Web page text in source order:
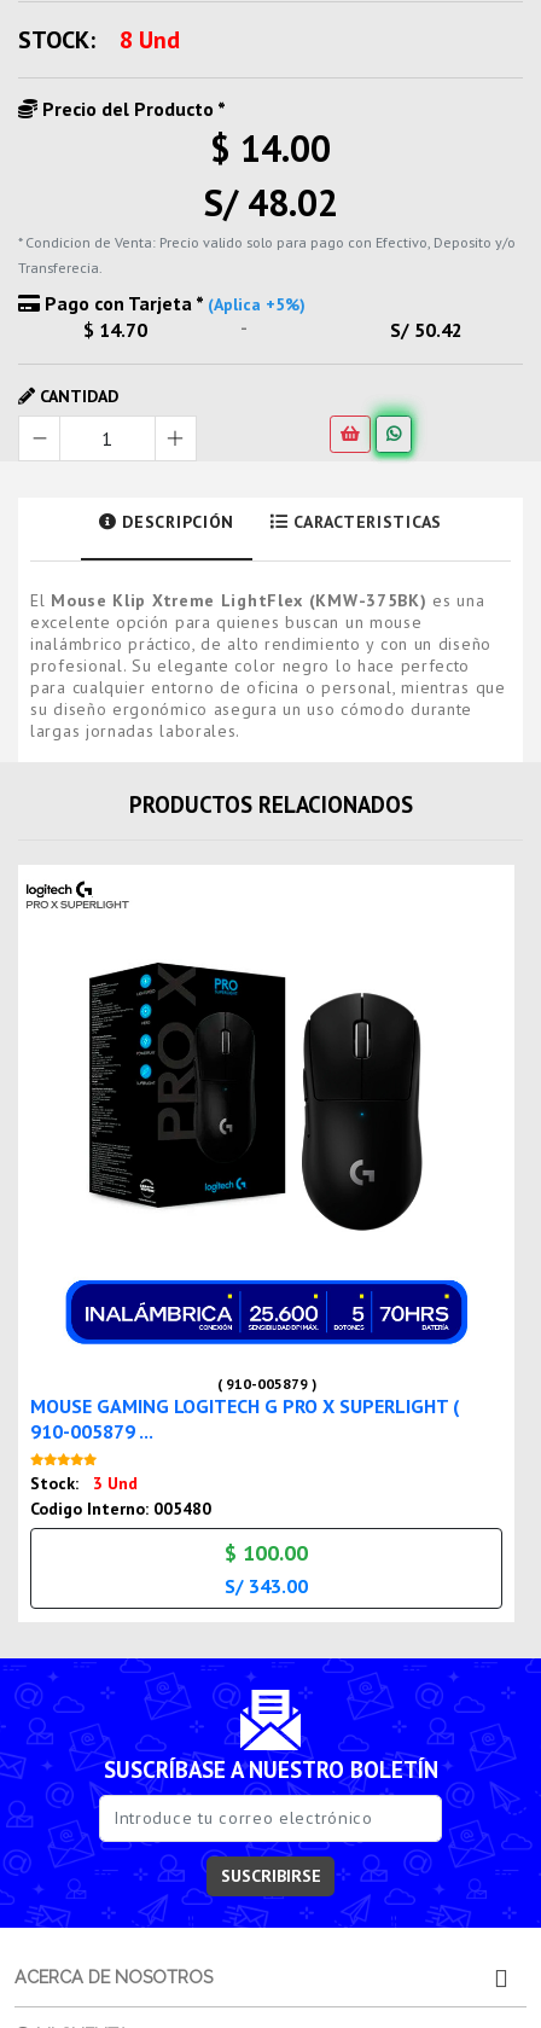
STOCK: 8 Und
Precio del Producto *
$ 14.00
S/ 48.02
* Condicion de Venta: Precio valido solo para pago con Efectivo, Deposito y/o
Transferecia.
Pago con Tarjeta * (Aplica +5%)
$ 14.70 - S/ 50.42
CANTIDAD
DESCRIPCIÓN CARACTERISTICAS
El Mouse Klip Xtreme LightFlex (KMW-375BK) es una
excelente opción para quienes buscan un mouse
inalámbrico práctico, de alto rendimiento y con un diseño
profesional. Su elegante color negro lo hace perfecto
para cualquier entorno de oficina o personal, mientras que
su diseño ergonómico asegura un uso cómodo durante
largas jornadas laborales.
PRODUCTOS RELACIONADOS
( 910-005879 )
MOUSE GAMING LOGITECH G PRO X SUPERLIGHT (
910-005879 ...
Stock:
3 Und
Codigo Interno: 005480
$ 100.00
S/ 343.00
SUSCRÍBASE A NUESTRO BOLETÍN
SUSCRIBIRSE
ACERCA DE NOSOTROS